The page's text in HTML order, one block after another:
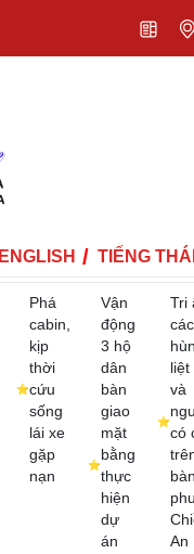
ENGLISH TIẾNG THÁI
Phá
cabin,
kịp
thời
cứu
sống
lái xe
gặp
nạn
Vận
động
3 hộ
dân
bàn
giao
mặt
bằng
thực
hiện
dự
án
Tri
liệt
và
có
bàn
An